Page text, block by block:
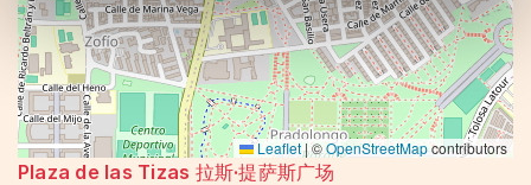
Leaflet|©OpenStreetMapcontributors
Plaza de las Tizas 拉斯·提萨斯广场